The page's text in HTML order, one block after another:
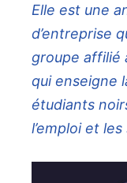
Elle est une
d’entreprise
groupe affilié
qui enseigne
étudiants
l’emploi et